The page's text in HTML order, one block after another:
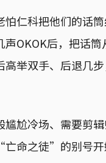
仁科把他们的话
OKOK后，把话筒
举双手、后退几
尬冷场、需要剪
命之徒”的别号开